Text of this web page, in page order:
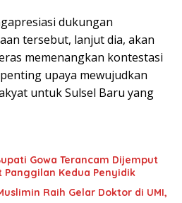
dukungan
tersebut, lanjut dia, akan
memenangkan kontestasi
upaya mewujudkan
untuk Sulsel Baru yang
Gowa Terancam Dijemput
Panggilan Kedua Penyidik
Raih Gelar Doktor di UMI,